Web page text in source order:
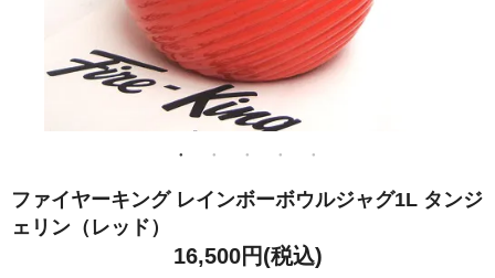
ファイヤーキング レインボーボウルジャグ1L タンジ
ェリン（レッド）
16,500円(税込)